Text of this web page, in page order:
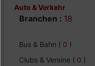
Auto & Verkehr
Branchen : 18
Bus & Bahn ( 0 )
Clubs & Vereine ( 0 )